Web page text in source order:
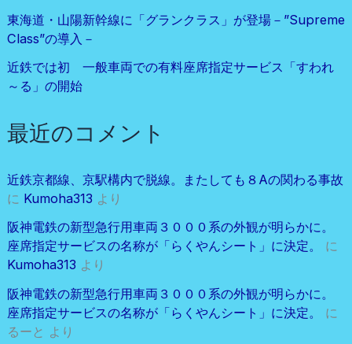
東海道・山陽新幹線に「グランクラス」が登場－”Supreme
Class”の導入－
近鉄では初 一般車両での有料座席指定サービス「すわれ
～る」の開始
最近のコメント
近鉄京都線、京駅構内で脱線。またしても８Aの関わる事故
に Kumoha313 より
阪神電鉄の新型急行用車両３０００系の外観が明らかに。
座席指定サービスの名称が「らくやんシート」に決定。
に
Kumoha313 より
阪神電鉄の新型急行用車両３０００系の外観が明らかに。
座席指定サービスの名称が「らくやんシート」に決定。
に
るーと より